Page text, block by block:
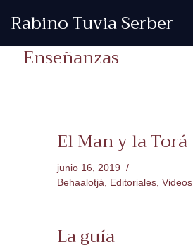
Rabino Tuvia Serber
Enseñanzas
El Man y la Torá
junio 16, 2019
Behaalotjá, Editoriales, Videos
La guía